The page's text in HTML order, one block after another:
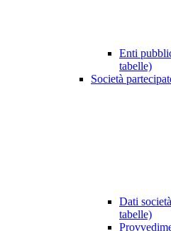
Enti
tabelle)
Società
Dati
tabelle)